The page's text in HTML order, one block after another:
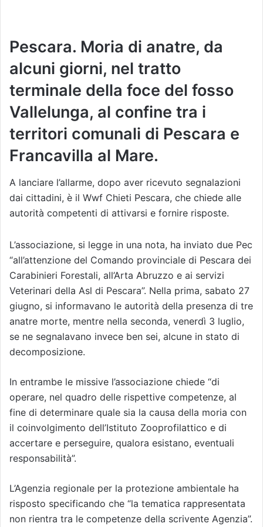
Pescara. Moria di anatre, da
alcuni giorni, nel tratto
terminale della foce del fosso
Vallelunga, al confine tra i
territori comunali di Pescara e
Francavilla al Mare.
A lanciare l’allarme, dopo aver ricevuto segnalazioni
dai cittadini, è il Wwf Chieti Pescara, che chiede alle
autorità competenti di attivarsi e fornire risposte.
L’associazione, si legge in una nota, ha inviato due Pec
“all’attenzione del Comando provinciale di Pescara dei
Carabinieri Forestali, all’Arta Abruzzo e ai servizi
Veterinari della Asl di Pescara”. Nella prima, sabato 27
giugno, si informavano le autorità della presenza di tre
anatre morte, mentre nella seconda, venerdì 3 luglio,
se ne segnalavano invece ben sei, alcune in stato di
decomposizione.
In entrambe le missive l’associazione chiede “di
operare, nel quadro delle rispettive competenze, al
fine di determinare quale sia la causa della moria con
il coinvolgimento dell’Istituto Zooprofilattico e di
accertare e perseguire, qualora esistano, eventuali
responsabilità”.
L’Agenzia regionale per la protezione ambientale ha
risposto specificando che “la tematica rappresentata
non rientra tra le competenze della scrivente Agenzia”.